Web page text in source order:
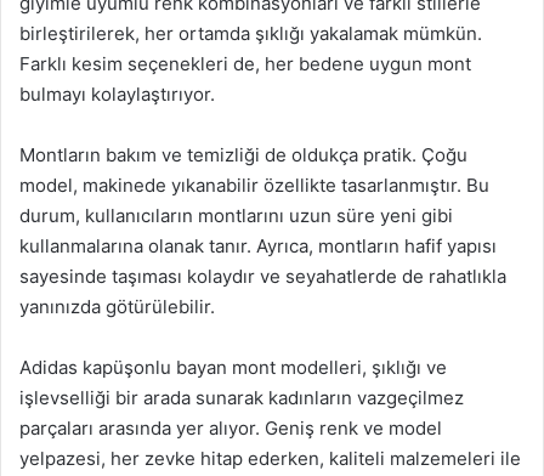
birleştirilerek, her ortamda şıklığı yakalamak mümkün.
Farklı kesim seçenekleri de, her bedene uygun mont
bulmayı kolaylaştırıyor.
Montların bakım ve temizliği de oldukça pratik. Çoğu
model, makinede yıkanabilir özellikte tasarlanmıştır. Bu
durum, kullanıcıların montlarını uzun süre yeni gibi
kullanmalarına olanak tanır. Ayrıca, montların hafif yapısı
sayesinde taşıması kolaydır ve seyahatlerde de rahatlıkla
yanınızda götürülebilir.
Adidas kapüşonlu bayan mont modelleri, şıklığı ve
işlevselliği bir arada sunarak kadınların vazgeçilmez
parçaları arasında yer alıyor. Geniş renk ve model
yelpazesi, her zevke hitap ederken, kaliteli malzemeleri ile